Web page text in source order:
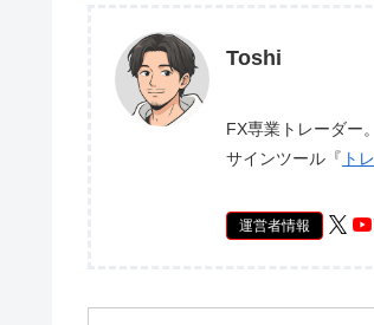
Toshi
FX専業トレーダー
サインツール『 ト
運営者情報